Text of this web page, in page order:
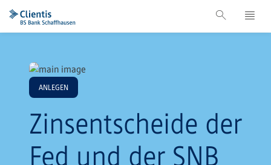
ANLEGEN
Zinsentscheide der
Fed und der SNB